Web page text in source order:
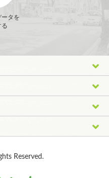
ータを
る
Reserved.